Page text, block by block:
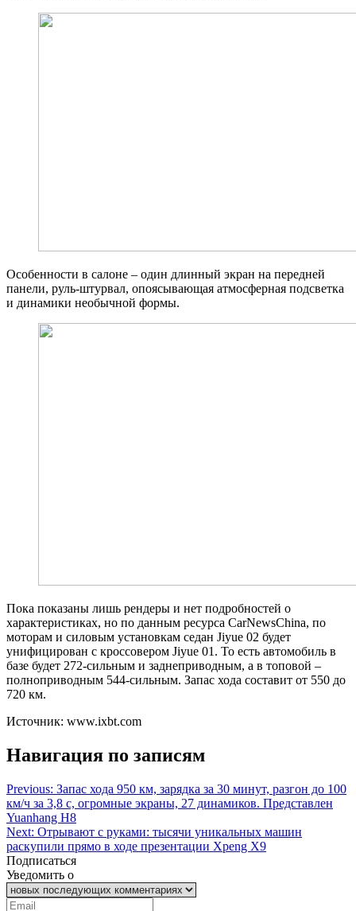
Особенности в салоне – один длинный экран на передней
панели, руль-штурвал, опоясывающая атмосферная подсветка
и динамики необычной формы.
Пока показаны лишь рендеры и нет подробностей о
характеристиках, но по данным ресурса CarNewsChina, по
моторам и силовым установкам седан Jiyue 02 будет
унифицирован с кроссовером Jiyue 01. То есть автомобиль в
базе будет 272-сильным и заднеприводным, а в топовой –
полноприводным 544-сильным. Запас хода составит от 550 до
720 км.
Источник: www.ixbt.com
Навигация по записям
Previous: Запас хода 950 км, зарядка за 30 минут, разгон до 100
км/ч за 3,8 с, огромные экраны, 27 динамиков. Представлен
Yuanhang H8
Next: Отрывают с руками: тысячи уникальных машин
раскупили прямо в ходе презентации Xpeng X9
Подписаться
Уведомить о